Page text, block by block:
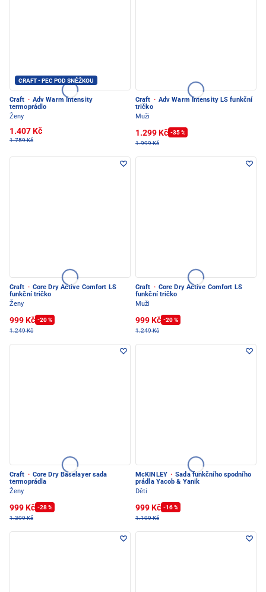
CRAFT - PEC POD SNĚŽKOU
Craft · Adv Warm Intensity
termoprádlo
Ženy
1.407 Kč
1.759 Kč
Craft · Adv Warm Intensity LS funkční
tričko
Muži
1.299 Kč -35 %
1.999 Kč
Craft · Core Dry Active Comfort LS
funkční tričko
Ženy
999 Kč -20 %
1.249 Kč
Craft · Core Dry Active Comfort LS
funkční tričko
Muži
999 Kč -20 %
1.249 Kč
Craft · Core Dry Baselayer sada
termoprádla
Ženy
999 Kč -28 %
1.399 Kč
McKINLEY · Sada funkčního spodního
prádla Yacob & Yanik
Děti
999 Kč -16 %
1.199 Kč